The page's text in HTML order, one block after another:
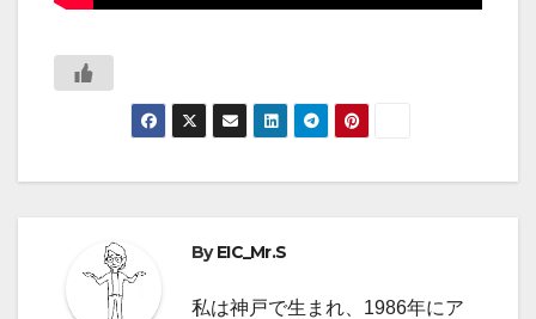
ByEIC_Mr.S
私は神戸で生まれ、1986年にア